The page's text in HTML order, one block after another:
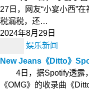
27日，网友“小宴小西”
税漏税，还…
2024年8月29日
娱乐新闻
New Jeans《Ditto》
4日，据Spotify透露
《OMG》的收录曲《